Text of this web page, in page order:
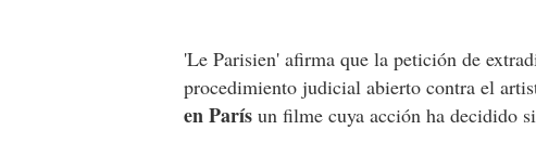
'Le Parisien' afirma que la petición de
procedimiento judicial abierto contra el
en París un filme cuya acción ha decidido